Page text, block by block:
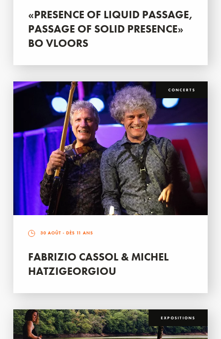
«PRESENCE OF LIQUID PASSAGE,
PASSAGE OF SOLID PRESENCE»
BO VLOORS
CONCERTS
30 AOÛT - DÈS 11 ANS
FABRIZIO CASSOL & MICHEL
HATZIGEORGIOU
EXPOSITIONS